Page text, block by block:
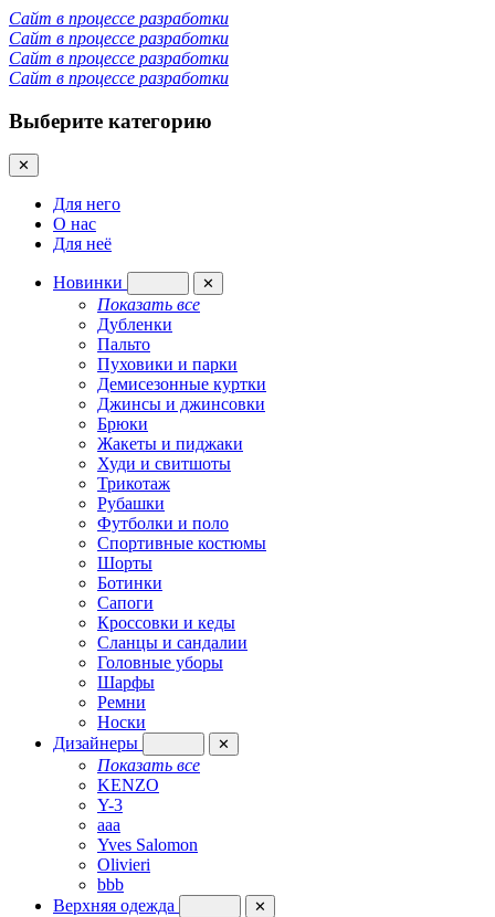
Сайт в процессе разработки
Сайт в процессе разработки
Сайт в процессе разработки
Сайт в процессе разработки
Выберите категорию
✕
Для него
О нас
Для неё
Новинки ✕
Показать все
Дубленки
Пальто
Пуховики и парки
Демисезонные куртки
Джинсы и джинсовки
Брюки
Жакеты и пиджаки
Худи и свитшоты
Трикотаж
Рубашки
Футболки и поло
Спортивные костюмы
Шорты
Ботинки
Сапоги
Кроссовки и кеды
Сланцы и сандалии
Головные уборы
Шарфы
Ремни
Носки
Дизайнеры
✕
Показать все
KENZO
Y-3
aaa
Yves Salomon
Olivieri
bbb
Верхняя одежда
✕